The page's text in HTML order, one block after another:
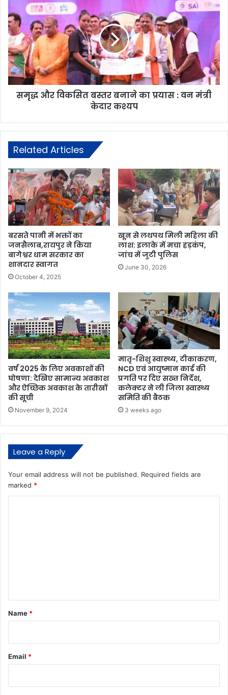
समृद्ध और विकसित बस्तर बनाने का प्रयास : वन मंत्री
केदार कश्यप
Related Articles
बरसते पानी में भक्तों का
जनसैलाब,रायपुर ने किया
बागेश्वर धाम सरकार का
शानदार स्वागत
October 4, 2025
खून से लथपथ मिली महिला की
लाश: इलाके में मचा हड़कंप,
जांच में जुटी पुलिस
June 30, 2026
वर्ष 2025 के लिए अवकाशों की
घोषणा: देखिए सामान्य अवकाश
और ऐच्छिक अवकाश के तारीखों
की सूची
November 9, 2024
मातृ-शिशु स्वास्थ्य, टीकाकरण,
NCD एवं आयुष्मान कार्ड की
प्रगति पर दिए सख्त निर्देश,
कलेक्टर ने ली जिला स्वास्थ्य
समिति की बैठक
3 weeks ago
Leave a Reply
Your email address will not be published. Required fields are
marked *
*
Name *
Email *